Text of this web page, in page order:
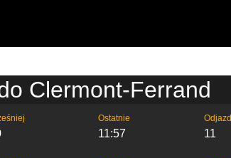
Clermont-Ferrand
Ostatnie
11:57 11